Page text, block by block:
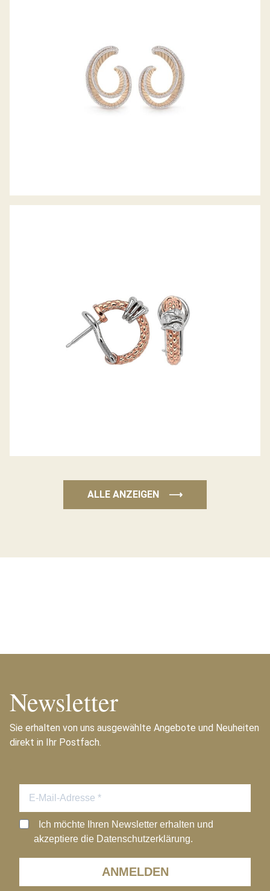
ALLE ANZEIGEN ⟶
Newsletter
Sie erhalten von uns ausgewählte Angebote und Neuheiten
direkt in Ihr Postfach.
ANMELDEN
Ich möchte Ihren Newsletter erhalten und
akzeptiere die Datenschutzerklärung.